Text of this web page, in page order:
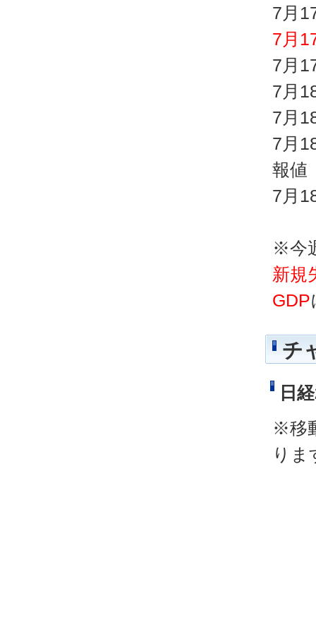
7月
7月
7月
7月
7月
7月
報値
7月
※今
新規
GDP
チ
日
※移
りま